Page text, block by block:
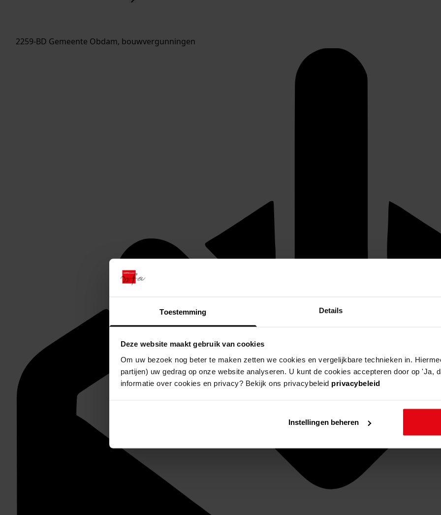
Toestemming Details
Deze website maakt gebruik van cookies
Om uw bezoek nog beter te maken zetten we cookies en vergelijkbare technieken in.
partijen) uw gedrag op onze website analyseren. U kunt de cookies accepteren door op 'Ja,
informatie over cookies en privacy? Bekijk ons privacybeleid privacybeleid
Instellingen beheren
2259-BD Gemeente Obdam, bouwvergunningen